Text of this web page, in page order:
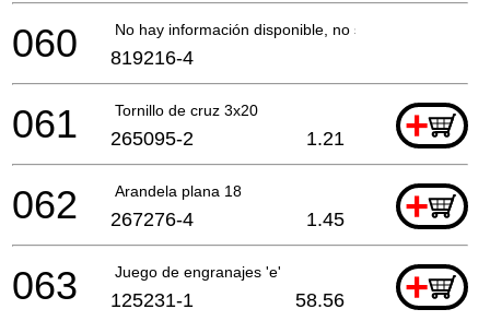
No hay información disponible, no se puede pedir
060 819216-4
Tornillo de cruz 3x20 +
061 265095-2 1.21
Arandela plana 18 +
062 267276-4 1.45
Juego de engranajes 'e' +
063 125231-1 58.56